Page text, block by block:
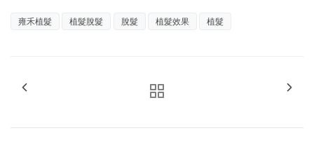
雍禾植髮 植髮脫髮 脫髮 植髮效果 植髮